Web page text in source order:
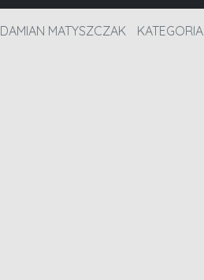
DAMIAN MATYSZCZAK KATEGORIA: